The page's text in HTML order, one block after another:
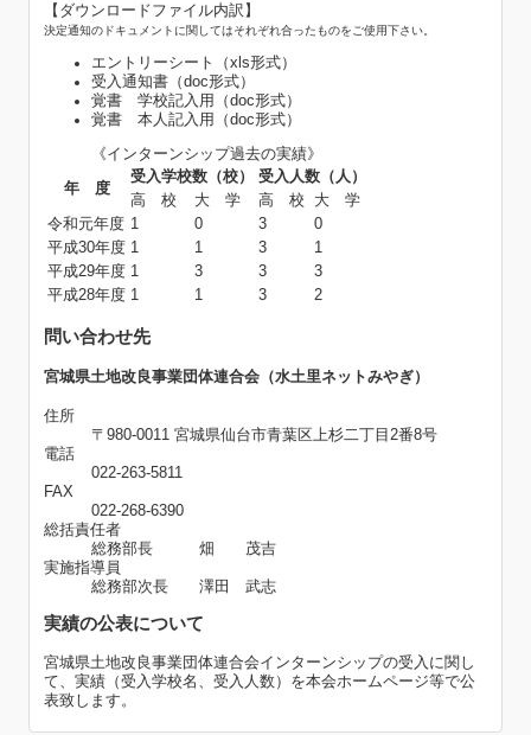
【ダウンロードファイル内訳】
決定通知のドキュメントに関してはそれぞれ合ったものをご使用下さい。
エントリーシート（xls形式）
受入通知書（doc形式）
覚書 学校記入用（doc形式）
覚書 本人記入用（doc形式）
《インターンシップ過去の実績》
年 度
受入学校数（校）
受入人数（人）
高 校
大 学 高 校
大 学
令和元年度 1 0 3
0
平成30年度 1 1 3
1
平成29年度 1 3 3
3
平成28年度 1 1 3 2
問い合わせ先
宮城県土地改良事業団体連合会（水土里ネットみやぎ）
住所
〒980-0011 宮城県仙台市青葉区上杉二丁目2番8号
電話
022-263-5811
FAX
022-268-6390
総括責任者
総務部長 畑 茂吉
実施指導員
総務部次長 澤田 武志
実績の公表について
宮城県土地改良事業団体連合会インターンシップの受入に関し
て、実績（受入学校名、受入人数）を本会ホームページ等で公
表致します。